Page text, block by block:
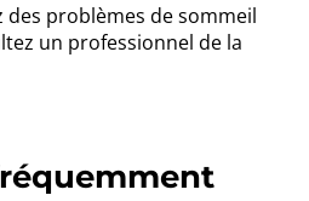
des problèmes de sommeil
un professionnel de la